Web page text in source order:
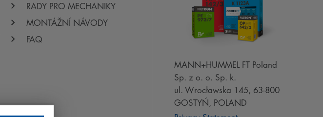
RADY PRO MECHANIKY
MONTÁŽNÍ NÁVODY
FAQ
MANN+HUMMEL FT Poland
Sp. z o. o. Sp. k.
ul. Wrocławska 145, 63-800
GOSTYŃ, POLAND